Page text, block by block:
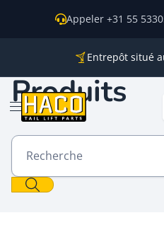
Entrepôt situé
Expéditions dans
Appeler +31 55
Ouvrir le menu
Produits
Recherche